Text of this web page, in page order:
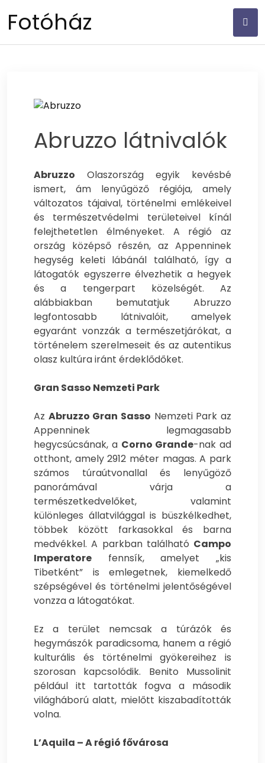
Fotóház
Abruzzo látnivalók
Abruzzo Olaszország egyik kevésbé
ismert, ám lenyűgöző régiója, amely
változatos tájaival, történelmi emlékeivel
és természetvédelmi területeivel kínál
felejthetetlen élményeket. A régió az
ország középső részén, az Appenninek
hegység keleti lábánál található, így a
látogatók egyszerre élvezhetik a hegyek
és a tengerpart közelségét. Az
alábbiakban bemutatjuk Abruzzo
legfontosabb látnivalóit, amelyek
egyaránt vonzzák a természetjárókat, a
történelem szerelmeseit és az autentikus
olasz kultúra iránt érdeklődőket.
Gran Sasso Nemzeti Park
Az Abruzzo Gran Sasso Nemzeti Park az
Appenninek legmagasabb
hegycsúcsának, a Corno Grande-nak ad
otthont, amely 2912 méter magas. A park
számos túraútvonallal és lenyűgöző
panorámával várja a
természetkedvelőket, valamint
különleges állatvilággal is büszkélkedhet,
többek között farkasokkal és barna
medvékkel. A parkban található Campo
Imperatore fennsík, amelyet „kis
Tibetként” is emlegetnek, kiemelkedő
szépségével és történelmi jelentőségével
vonzza a látogatókat.
Ez a terület nemcsak a túrázók és
hegymászók paradicsoma, hanem a régió
kulturális és történelmi gyökereihez is
szorosan kapcsolódik. Benito Mussolinit
például itt tartották fogva a második
világháború alatt, mielőtt kiszabadították
volna.
L’Aquila – A régió fővárosa